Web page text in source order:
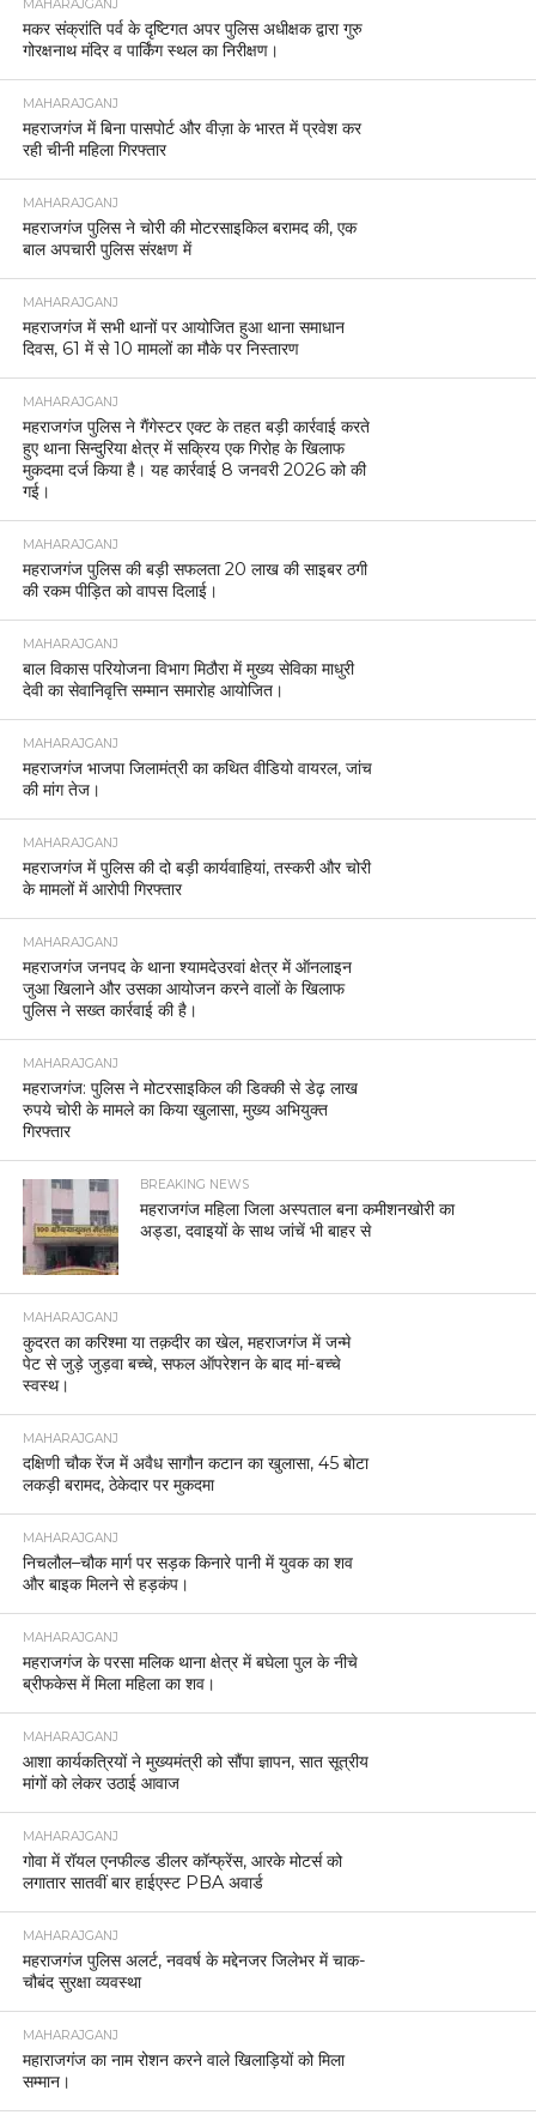
MAHARAJGANJ
मकर संक्रांति पर्व के दृष्टिगत अपर पुलिस अधीक्षक द्वारा गुरु
गोरक्षनाथ मंदिर व पार्किंग स्थल का निरीक्षण।
MAHARAJGANJ
महराजगंज में बिना पासपोर्ट और वीज़ा के भारत में प्रवेश कर
रही चीनी महिला गिरफ्तार
MAHARAJGANJ
महराजगंज पुलिस ने चोरी की मोटरसाइकिल बरामद की, एक
बाल अपचारी पुलिस संरक्षण में
MAHARAJGANJ
महराजगंज में सभी थानों पर आयोजित हुआ थाना समाधान
दिवस, 61 में से 10 मामलों का मौके पर निस्तारण
MAHARAJGANJ
महराजगंज पुलिस ने गैंगेस्टर एक्ट के तहत बड़ी कार्रवाई करते
हुए थाना सिन्दुरिया क्षेत्र में सक्रिय एक गिरोह के खिलाफ
मुकदमा दर्ज किया है। यह कार्रवाई 8 जनवरी 2026 को की
गई।
MAHARAJGANJ
महराजगंज पुलिस की बड़ी सफलता 20 लाख की साइबर ठगी
की रकम पीड़ित को वापस दिलाई।
MAHARAJGANJ
बाल विकास परियोजना विभाग मिठौरा में मुख्य सेविका माधुरी
देवी का सेवानिवृत्ति सम्मान समारोह आयोजित।
MAHARAJGANJ
महराजगंज भाजपा जिलामंत्री का कथित वीडियो वायरल, जांच
की मांग तेज।
MAHARAJGANJ
महराजगंज में पुलिस की दो बड़ी कार्यवाहियां, तस्करी और चोरी
के मामलों में आरोपी गिरफ्तार
MAHARAJGANJ
महराजगंज जनपद के थाना श्यामदेउरवां क्षेत्र में ऑनलाइन
जुआ खिलाने और उसका आयोजन करने वालों के खिलाफ
पुलिस ने सख्त कार्रवाई की है।
MAHARAJGANJ
महराजगंज: पुलिस ने मोटरसाइकिल की डिक्की से डेढ़ लाख
रुपये चोरी के मामले का किया खुलासा, मुख्य अभियुक्त
गिरफ्तार
BREAKING NEWS
महराजगंज महिला जिला अस्पताल बना कमीशनखोरी का
अड्डा, दवाइयों के साथ जांचें भी बाहर से
MAHARAJGANJ
कुदरत का करिश्मा या तक़दीर का खेल, महराजगंज में जन्मे
पेट से जुड़े जुड़वा बच्चे, सफल ऑपरेशन के बाद मां-बच्चे
स्वस्थ।
MAHARAJGANJ
दक्षिणी चौक रेंज में अवैध सागौन कटान का खुलासा, 45 बोटा
लकड़ी बरामद, ठेकेदार पर मुकदमा
MAHARAJGANJ
निचलौल–चौक मार्ग पर सड़क किनारे पानी में युवक का शव
और बाइक मिलने से हड़कंप।
MAHARAJGANJ
महराजगंज के परसा मलिक थाना क्षेत्र में बघेला पुल के नीचे
ब्रीफकेस में मिला महिला का शव।
MAHARAJGANJ
आशा कार्यकत्रियों ने मुख्यमंत्री को सौंपा ज्ञापन, सात सूत्रीय
मांगों को लेकर उठाई आवाज
MAHARAJGANJ
गोवा में रॉयल एनफील्ड डीलर कॉन्फ्रेंस, आरके मोटर्स को
लगातार सातवीं बार हाईएस्ट PBA अवार्ड
MAHARAJGANJ
महराजगंज पुलिस अलर्ट, नववर्ष के मद्देनजर जिलेभर में चाक-
चौबंद सुरक्षा व्यवस्था
MAHARAJGANJ
महाराजगंज का नाम रोशन करने वाले खिलाड़ियों को मिला
सम्मान।